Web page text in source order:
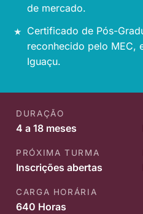
de mercado.
Certificado de Pós-
reconhecido pelo MEC,
Iguaçu.
DURAÇÃO
4 a 18 meses
PRÓXIMA TURMA
Inscrições abertas
CARGA HORÁRIA
640 Horas